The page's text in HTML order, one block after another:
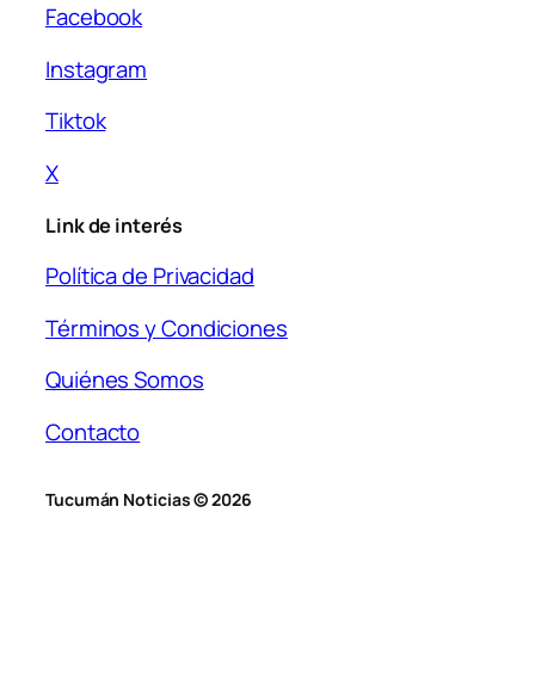
Facebook
Instagram
Tiktok
X
Link de interés
Política de Privacidad
Términos y Condiciones
Quiénes Somos
Contacto
Tucumán Noticias © 2026